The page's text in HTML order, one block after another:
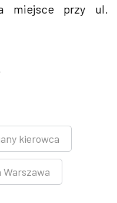
miejsce przy ul.
kierowca
Warszawa